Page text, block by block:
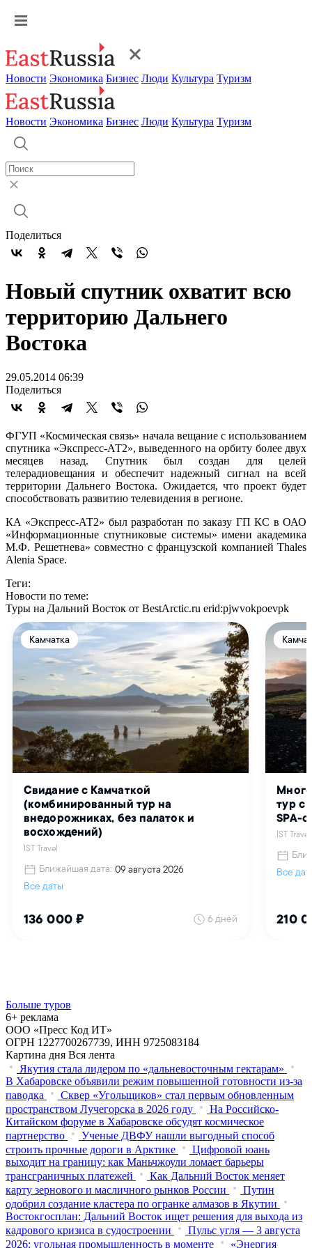
Новости Экономика Бизнес Люди Культура Туризм
Новости Экономика Бизнес Люди Культура Туризм
Поделиться
Новый спутник охватит всю
территорию Дальнего
Востока
29.05.2014 06:39
Поделиться
ФГУП «Космическая связь» начала вещание с использованием
спутника «Экспресс-АТ2», выведенного на орбиту более двух
месяцев назад. Спутник был создан для целей
телерадиовещания и обеспечит надежный сигнал на всей
территории Дальнего Востока. Ожидается, что проект будет
способствовать развитию телевидения в регионе.
КА «Экспресс-АТ2» был разработан по заказу ГП КС в ОАО
«Информационные спутниковые системы» имени академика
М.Ф. Решетнева» совместно с французской компанией Thales
Alenia Space.
Теги:
Новости по теме:
Туры на Дальний Восток от BestArctic.ru erid:pjwvokpoevpk
Больше туров
6+ реклама
ООО «Пресс Код ИТ»
ОГРН 1227700267739, ИНН 9725083184
Картина дня Вся лента
Якутия стала лидером по «дальневосточным гектарам»
В Хабаровске объявили режим повышенной готовности из‑за
паводка
Сквер «Угольщиков» стал первым обновленным
пространством Лучегорска в 2026 году
На Российско-
Китайском форуме в Хабаровске обсудят космическое
партнерство
Ученые ДВФУ нашли выгодный способ
строить прочные дороги в Арктике
Цифровой юань
выходит на границу: как Маньчжоули ломает барьеры
трансграничных платежей
Как Дальний Восток меняет
карту зернового и масличного рынков России
Путин
одобрил создание кластера по огранке алмазов в Якутии
Востокгосплан: Дальний Восток ищет решения для выхода из
кадрового кризиса в судостроении
Пульс угля — 3 августа
2026: угольная промышленность в моменте
«Энергия